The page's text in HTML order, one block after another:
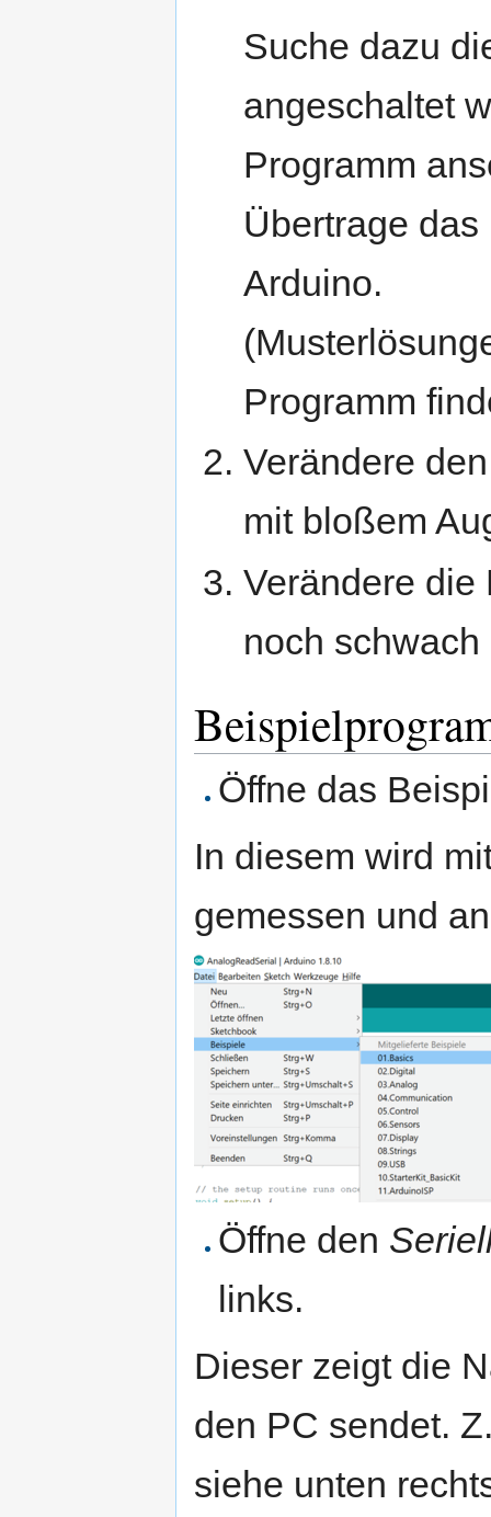
Suche dazu
angeschaltet
Programm
Übertrage
Arduino.
Programm
Verändere
mit bloßem
Verändere die
noch
Öffne das
In diesem wird
gemessen und
Öffne den
links.
Dieser zeigt die
den PC sendet.
siehe unten